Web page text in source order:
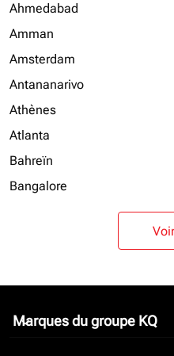
Ahmedabad
Amman
Amsterdam
Antananarivo
Athènes
Atlanta
Bahreïn
Bangalore
Marques du groupe KQ
keyboard_arrow_down